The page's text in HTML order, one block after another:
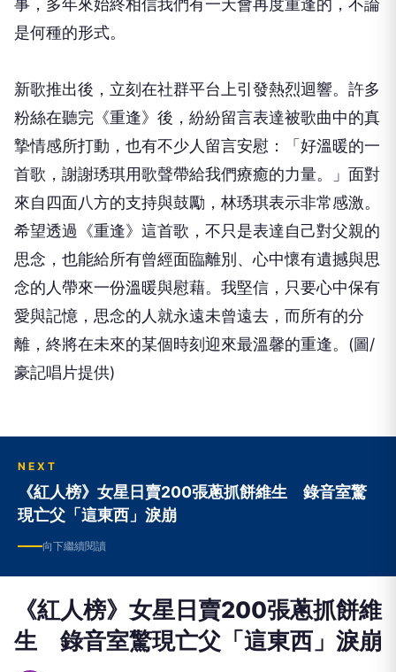
事，多年來始終相信我們有一天會再度重逢的，不論
是何種的形式。
新歌推出後，立刻在社群平台上引發熱烈迴響。許多
粉絲在聽完《重逢》後，紛紛留言表達被歌曲中的真
摯情感所打動，也有不少人留言安慰：「好溫暖的一
首歌，謝謝琇琪用歌聲帶給我們療癒的力量。」面對
來自四面八方的支持與鼓勵，林琇琪表示非常感激。
希望透過《重逢》這首歌，不只是表達自己對父親的
思念，也能給所有曾經面臨離別、心中懷有遺撼與思
念的人帶來一份溫暖與慰藉。我堅信，只要心中保有
愛與記憶，思念的人就永遠未曾遠去，而所有的分
離，終將在未來的某個時刻迎來最溫馨的重逢。(圖/
豪記唱片提供)
NEXT
《紅人榜》女星日賣200張蔥抓餅維生 錄音室驚
現亡父「這東西」淚崩
向下繼續閱讀
《紅人榜》女星日賣200張蔥抓餅維
生 錄音室驚現亡父「這東西」淚崩